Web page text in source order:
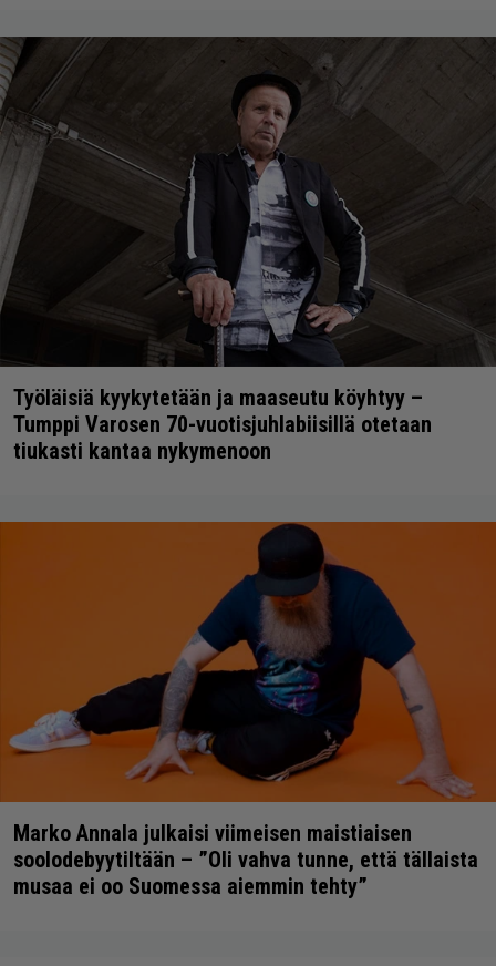
Työläisiä kyykytetään ja maaseutu köyhtyy –
Tumppi Varosen 70-vuotisjuhlabiisillä otetaan
tiukasti kantaa nykymenoon
Marko Annala julkaisi viimeisen maistiaisen
soolodebyytiltään – ”Oli vahva tunne, että tällaista
musaa ei oo Suomessa aiemmin tehty”